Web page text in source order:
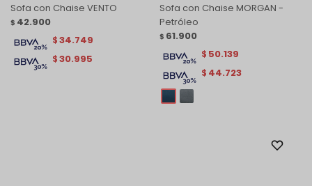
Sofa con Chaise VENTO
$ 42.900
$30.995
$34.749
Sofa con Chaise MORGAN -
Petróleo
$ 61.900
$ 44.723
$ 50.139